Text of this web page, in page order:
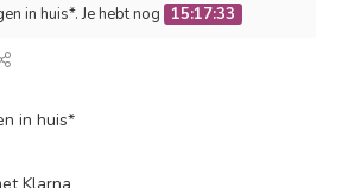
in huis*. Je hebt nog 15:17:32
in huis*